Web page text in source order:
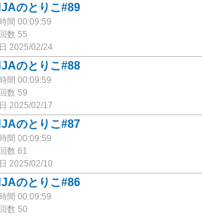
のとりこ#89
間 00:09:59
数 55
2025/02/24
のとりこ#88
間 00:09:59
数 59
2025/02/17
のとりこ#87
間 00:09:59
数 61
2025/02/10
のとりこ#86
間 00:09:59
数 50